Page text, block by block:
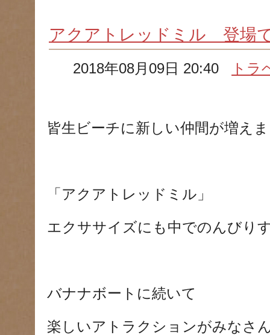
アクアトレッドミル 登場
2018年08月09日 20:40 トラ
皆生ビーチに新しい仲間が増え
「アクアトレッドミル」
エクササイズにも中でのんびり
バナナボートに続いて
楽しいアトラクションがみなさ